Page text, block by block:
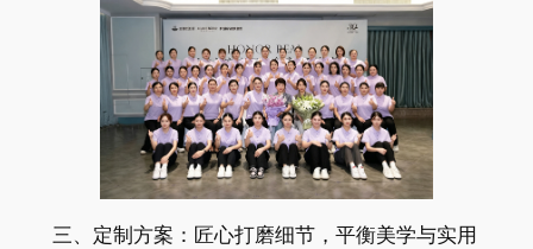
三、定制方案：匠心打磨细节，平衡美学与实用